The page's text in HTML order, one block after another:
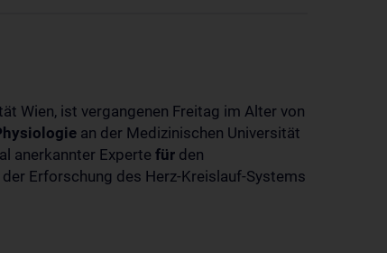
Wien, ist vergangenen Freitag im Alter von
an der Medizinischen Universität
anerkannter Experte für den
Erforschung des Herz-Kreislauf-Systems